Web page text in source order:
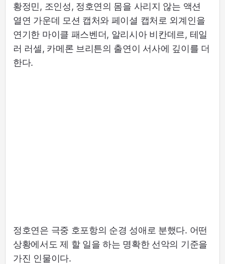
황정민, 조인성, 정호연의 몸을 사리지 않는 액션
열연 가운데 모션 캡처와 페이셜 캡처로 외계인을
연기한 마이클 패스벤더, 알리시아 비칸데르, 테일
러 러셀, 카메론 브리튼의 출연이 서사에 깊이를 더
한다.
정호연은 극중 호포항의 순경 성애로 분했다. 어떤
상황에서도 제 할 일을 하는 명확한 선악의 기준을
가진 인물이다.